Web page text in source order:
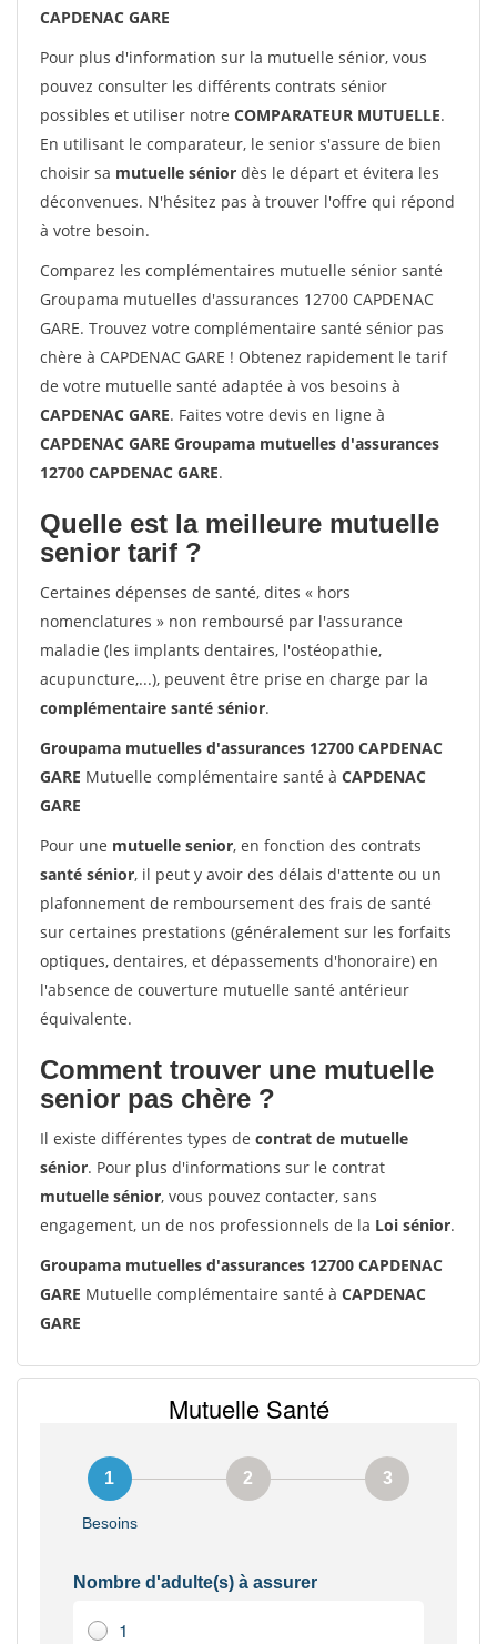
CAPDENAC GARE
Pour plus d'information sur la mutuelle sénior, vous
pouvez consulter les différents contrats sénior
possibles et utiliser notre COMPARATEUR MUTUELLE.
En utilisant le comparateur, le senior s'assure de bien
choisir sa mutuelle sénior dès le départ et évitera les
déconvenues. N'hésitez pas à trouver l'offre qui répond
à votre besoin.
Comparez les complémentaires mutuelle sénior santé
Groupama mutuelles d'assurances 12700 CAPDENAC
GARE. Trouvez votre complémentaire santé sénior pas
chère à CAPDENAC GARE ! Obtenez rapidement le tarif
de votre mutuelle santé adaptée à vos besoins à
CAPDENAC GARE. Faites votre devis en ligne à
CAPDENAC GARE Groupama mutuelles d'assurances
12700 CAPDENAC GARE.
Quelle est la meilleure mutuelle
senior tarif ?
Certaines dépenses de santé, dites « hors
nomenclatures » non remboursé par l'assurance
maladie (les implants dentaires, l'ostéopathie,
acupuncture,...), peuvent être prise en charge par la
complémentaire santé sénior.
Groupama mutuelles d'assurances 12700 CAPDENAC
GARE Mutuelle complémentaire santé à CAPDENAC
GARE
Pour une mutuelle senior, en fonction des contrats
santé sénior, il peut y avoir des délais d'attente ou un
plafonnement de remboursement des frais de santé
sur certaines prestations (généralement sur les forfaits
optiques, dentaires, et dépassements d'honoraire) en
l'absence de couverture mutuelle santé antérieur
équivalente.
Comment trouver une mutuelle
senior pas chère ?
Il existe différentes types de contrat de mutuelle
sénior. Pour plus d'informations sur le contrat
mutuelle sénior, vous pouvez contacter, sans
engagement, un de nos professionnels de la Loi sénior.
Groupama mutuelles d'assurances 12700 CAPDENAC
GARE Mutuelle complémentaire santé à CAPDENAC
GARE